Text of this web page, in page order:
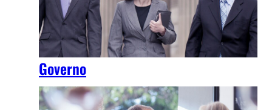
Governo